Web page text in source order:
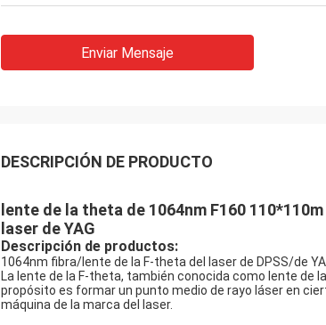
Enviar Mensaje
DESCRIPCIÓN DE PRODUCTO
lente de la theta de 1064nm F160
laser de YAG
Descripción de productos:
1064nm fibra/lente de la F-theta del laser de DPSS/de
La lente de la F-theta, también conocida como lente de
propósito es formar un punto medio de rayo láser en
máquina de la marca del laser.